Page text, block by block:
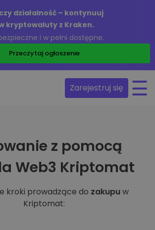
działalność – kontynuuj
kryptowaluty z Kraken.
i w pełni dostępne.
Przeczytaj ogłoszenie
Zarejestruj się
z pomocą
Web3 Kriptomat
kroki prowadzące do zakupuw
Kriptomat: